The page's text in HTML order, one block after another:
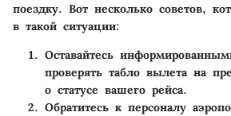
поездку. Вот несколько советов,
в такой ситуации:
Оставайтесь
проверять табло вылета на
о статусе вашего рейса.
Обратитесь к персоналу